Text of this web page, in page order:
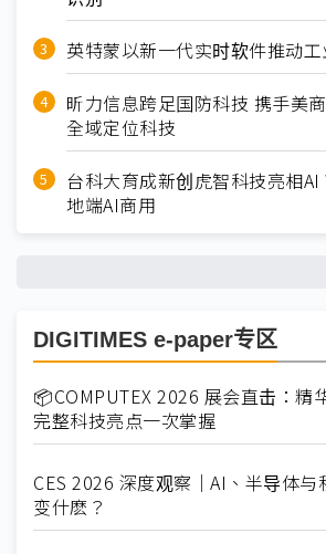
英特蒙以新一代实时软件推动
昕力信息跨足国防科技 携手美
全域定位科技
台科大育成新创虎智科技亮相AI
地端AI商用
DIGITIMES e-paper专区
📦COMPUTEX 2026 展会直击：精
完整科技亮点一次掌握
CES 2026 深度观察｜AI、半导体
变什麽？